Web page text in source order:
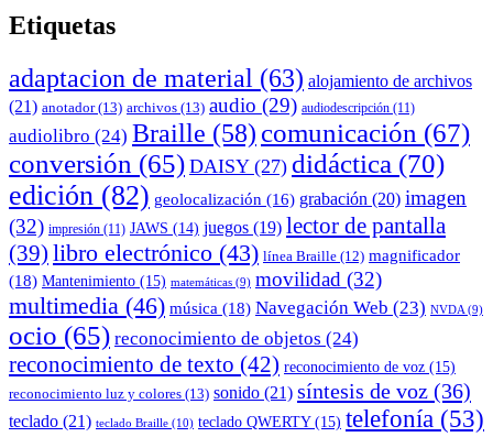
Etiquetas
adaptacion de material (63) alojamiento de archivos
(21) anotador(13) archivos (13) audio (29) audiodescripción (11)
audiolibro (24) Braille (58) comunicación (67)
conversión (65) DAISY(27) didáctica (70)
edición (82) geolocalización (16) grabación (20) imagen
(32) impresión (11) JAWS (14) juegos (19) lector de pantalla
(39) libro electrónico (43) línea Braille (12) magnificador
(18) Mantenimiento (15) matemáticas (9) movilidad (32)
multimedia (46) música (18) Navegación Web (23) NVDA(9)
ocio (65) reconocimiento de objetos (24)
reconocimiento de texto (42) reconocimiento de voz (15)
reconocimiento luz y colores (13) sonido (21) síntesis de voz (36)
teclado (21) teclado Braille (10) teclado QWERTY(15) telefonía (53)